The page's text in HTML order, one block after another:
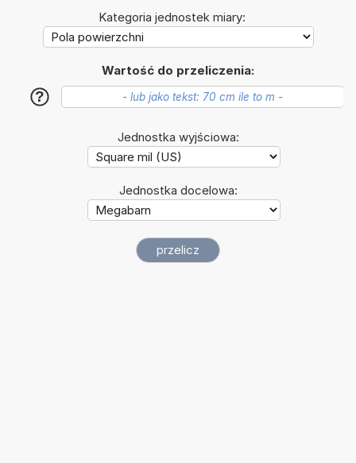
Kategoria jednostek miary:
Wartość do przeliczenia:
?
Jednostka wyjściowa:
Jednostka docelowa: